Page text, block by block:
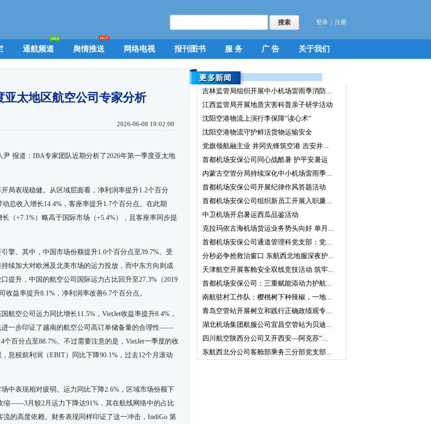
登录 注册
通航频道 舆情推送 网络电视 报刊图书 服 务 广 告 关于我们
太地区航空公司专家分析
2026-06-08 19:02:00
报道： IBA专家团队近期分析了2026年第一季度亚太地
开局表现稳健。从区域层面看，净利润率提升1.2个百分
总收入增长14.4%，客座率提升1.7个百分点。在此期
（+7.1%）略高于国际市场（+5.4%），且客座率同步提
引擎。 其中 ， 中国市场份额提升1.0个百分点至39.7%。受
持续加大对欧洲及北美市场的运力投放，而中东方向则成
提升， 中国 的航空公司 国际运力占比回升至27.3%（2019
收益率提升8.1%，净利润率改善6.7个百分点。
航空公司 运力同比增长11.5%，VietJet收益率提升8.4%，
一步印证了 越南的航空公司 高订单储备量的合理性——
百分点至88.7%。不过需要注意的是，VietJet一季度的收
息税前利润（EBIT）
同比下降90.1%，过去12个月滚动
场中表现相对疲弱。运力同比下降2.6%，区域市场份额下
缩——3月较2月运力下降达91%，其在航线网络中的占比
流的高度依赖。财务表现同样印证了这一冲击，IndiGo 第
吉林监管局组织开展中小机场雷雨季消防...
江西监管局开展地质灾害科普亲子研学活动
沈阳空港物流上演行李保障“读心术”
沈阳空港物流守护鲜活货物运输安全
党旗领航融主业 井冈先锋筑空港 吉安井...
首都机场安保公司同心战酷暑 护平安暑运
内蒙古空管分局持续深化中小机场雷雨季...
首都机场安保公司开展纪律作风答题活动
首都机场安保公司组织新员工开展入职廉...
中卫机场开启暑运西瓜品鉴活动
克拉玛依古海机场货运业务势头向好 单月...
首都机场安保公司通道管理科党支部：党...
分秒必争抢救治窗口 东航西北地服深夜护...
天津航空开展客舱安全双线竞技活动 筑牢...
首都机场安保公司：三重赋能添动力护航...
南航驻村工作队：樱桃树下种辣椒，一地...
青岛空管站开展树立和践行正确政绩观专...
湖北机场集团航服公司宜昌空管站为贝迪...
四川航空陕西分公司又开西安—阿克苏“...
东航西北分公司客舱部乘务三分部党支部...